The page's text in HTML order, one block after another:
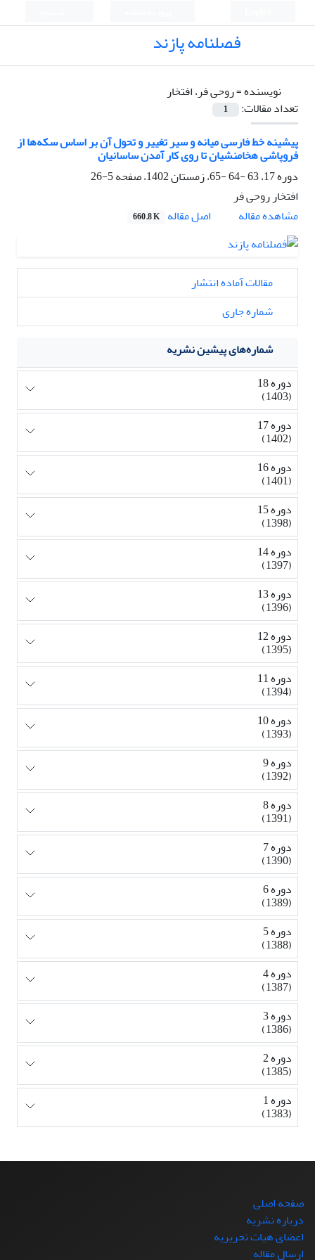
فصلنامه پازند
نویسنده =روحی فر، افتخار
تعداد مقالات:
1
پیشینه‌ خط فارسی میانه و سیر تغییر و تحول آن بر اساس سکه‌ها از
فروپاشی هخامنشیان تا روی کار آمدن ساسانیان
دوره 17، 63 -64 -65، زمستان 1402، صفحه
5-26
افتخار روحی فر
مشاهده مقاله
اصل مقاله 660.8 K
مقالات آماده انتشار
شماره جاری
شماره‌های پیشین نشریه
دوره 18
(1403)
دوره 17
(1402)
دوره 16
(1401)
دوره 15
(1398)
دوره 14
(1397)
دوره 13
(1396)
دوره 12
(1395)
دوره 11
(1394)
دوره 10
(1393)
دوره 9
(1392)
دوره 8
(1391)
دوره 7
(1390)
دوره 6
(1389)
دوره 5
(1388)
دوره 4
(1387)
دوره 3
(1386)
دوره 2
(1385)
دوره 1
(1383)
صفحه اصلی
درباره نشریه
اعضای هیات تحریریه
ارسال مقاله